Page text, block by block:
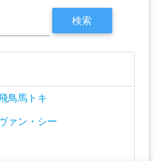
鳥馬トキ
ァン・シー